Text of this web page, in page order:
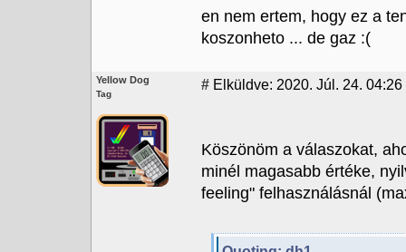
en nem ertem, hogy ez a
koszonheto ... de gaz :(
Yellow Dog
Tag
# Elküldve: 2020. Júl. 24. 04:26
Köszönöm a válaszokat,
minél magasabb értéke,
feeling" felhasználásnál